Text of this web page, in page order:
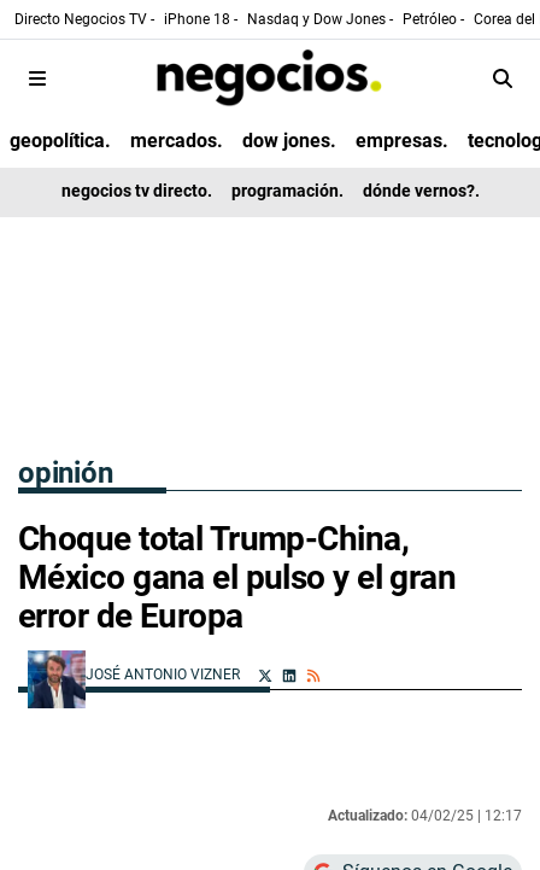
Directo Negocios TV - iPhone 18 - Nasdaq y Dow Jones - Petróleo - Corea
geopolítica. mercados. dow jones. empresas.
negocios tv directo. programación. dónde vernos?.
opinión
Choque total Trump-China,
México gana el pulso y el gran
error de Europa
JOSÉ ANTONIO VIZNER
Actualizado: 04/02/25 | 12:17